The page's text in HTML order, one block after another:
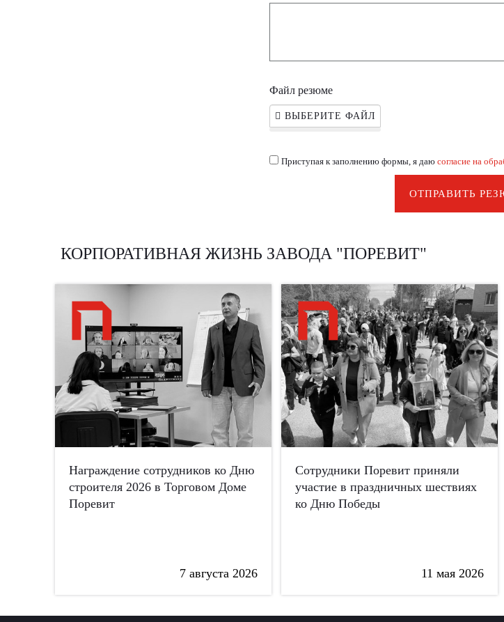
Файл резюме
ВЫБЕРИТЕ ФАЙЛ
Приступая к заполнению формы, я даю согласие на
ОТПРАВИТЬ
КОРПОРАТИВНАЯ ЖИЗНЬ ЗАВОДА "ПОРЕВИТ"
Награждение сотрудников ко Дню
строителя 2026 в Торговом Доме
Поревит
7 августа 2026
Сотрудники Поревит приняли
участие в праздничных шествиях
ко Дню Победы
11 мая 2026